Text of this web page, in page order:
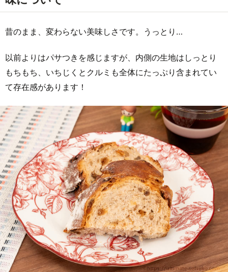
昔のまま、変わらない美味しさです。うっとり…
以前よりはパサつきを感じますが、内側の生地はしっとり
もちもち、いちじくとクルミも全体にたっぷり含まれてい
て存在感があります！